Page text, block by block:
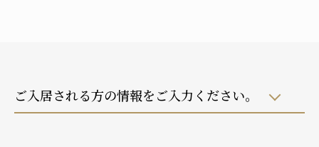
ご入居される方の情報をご入力ください。